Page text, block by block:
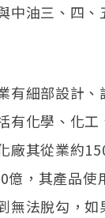
中油三、四
細部設計、
有化學、化
廠其從業約
，其產品使
無法脫勾，